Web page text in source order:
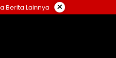
Berita Lainnya ×